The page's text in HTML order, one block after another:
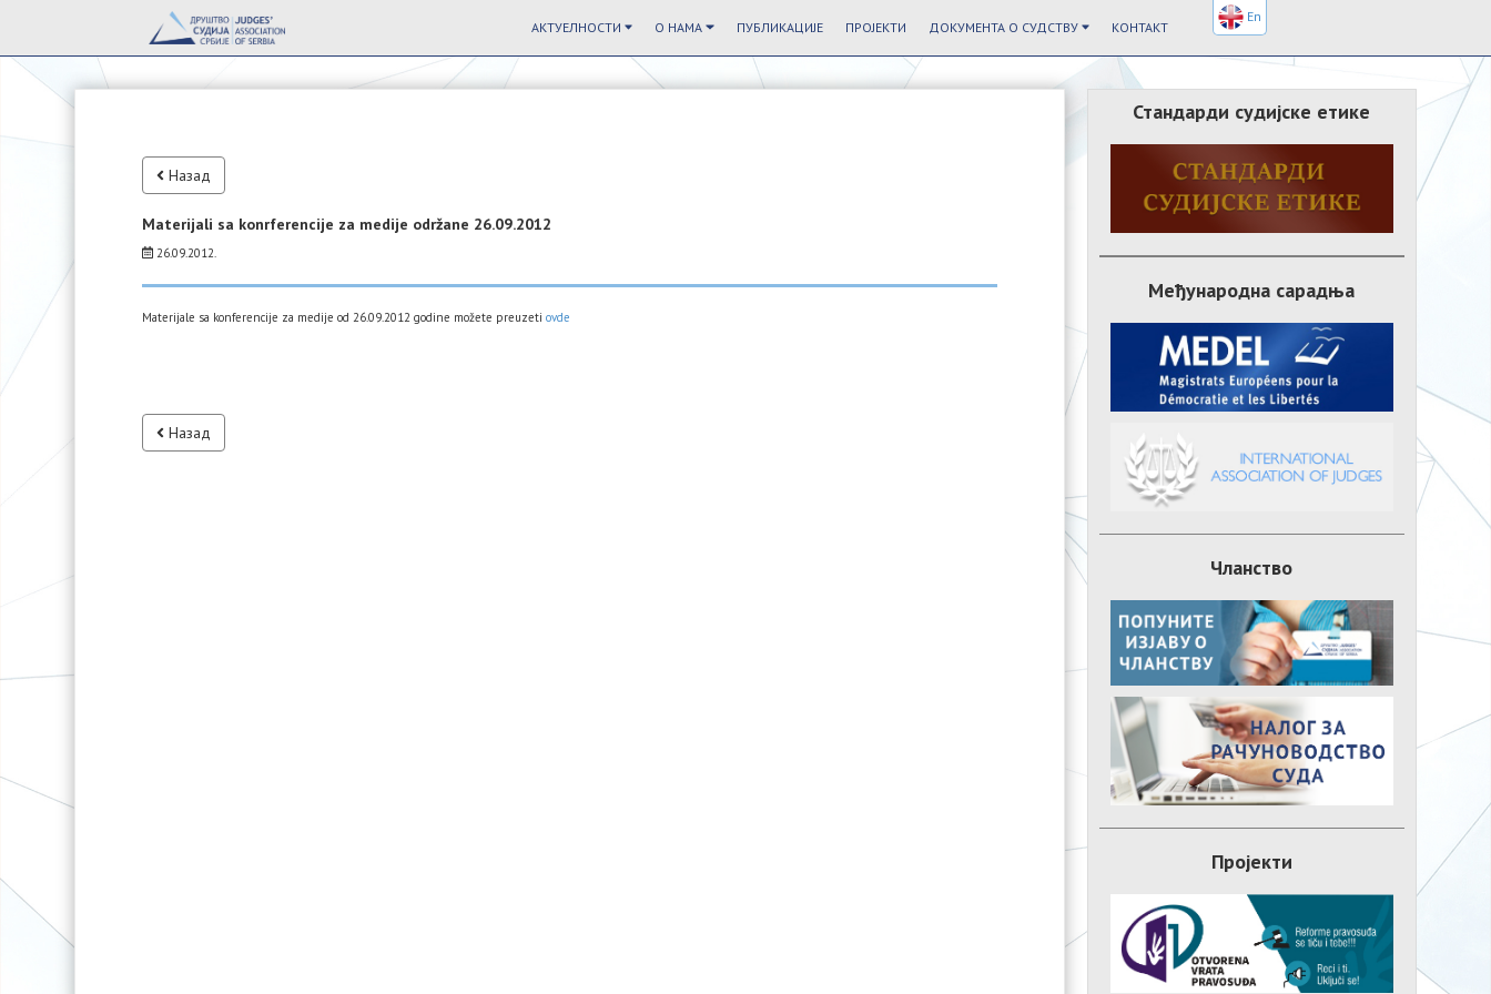
АКТУЕЛНОСТИ О НАМА ПУБЛИКАЦИЈЕ ПРОЈЕКТИ ДОКУМЕНТА О СУДСТВУ КОНТАКТ
Назад
Materijali sa konrferencije za medije održane 26.09.2012
26.09.2012.
Materijale sa konferencije za medije od 26.09.2012 godine možete preuzetiovde
Назад
Стандарди судијске етике
Међународна сарадња
Чланство
Пројекти
En